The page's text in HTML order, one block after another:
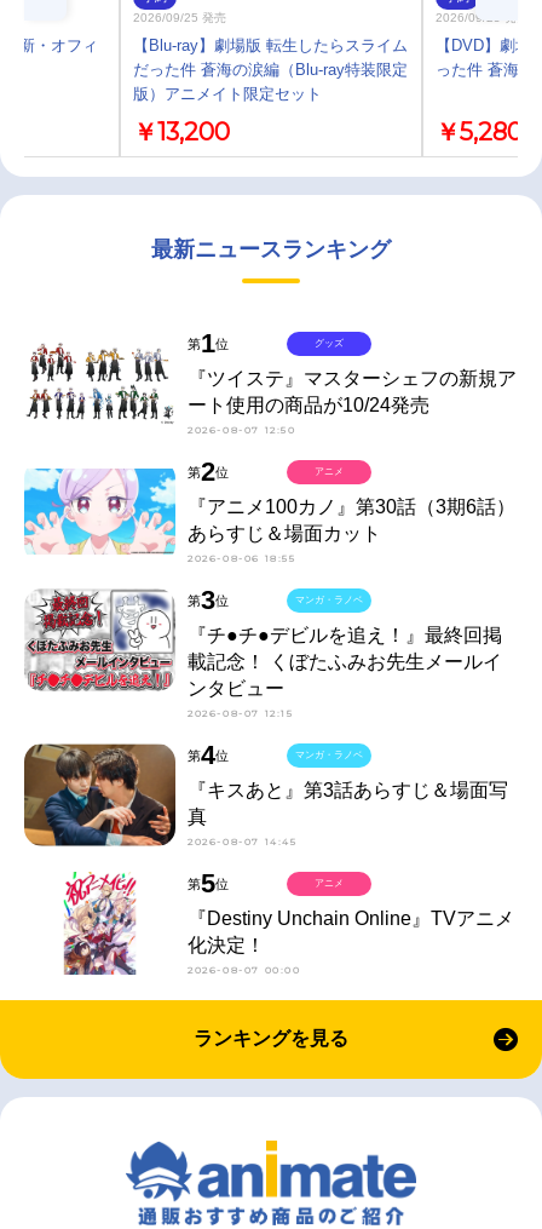
新・オフィ
2026/09/25 発売
【Blu-ray】劇場版 転生したらスライム
だった件 蒼海の涙編（Blu-ray特装限定
版）アニメイト限定セット
￥13,200
2026/09/25 発売
【DVD】劇
った件 蒼海の
￥5,280
最新ニュースランキング
第1位
『ツイステ』マスターシェフの新規ア
ート使用の商品が10/24発売
2026-08-07 12:50
グッズ
第2位
『アニメ100カノ』第30話（3期6話）
あらすじ＆場面カット
2026-08-06 18:55
アニメ
第3位
『チ●チ●デビルを追え！』最終回掲
載記念！ くぼたふみお先生メールイ
ンタビュー
2026-08-07 12:15
マンガ・ラノベ
第4位
『キスあと』第3話あらすじ＆場面写
真
2026-08-07 14:45
マンガ・ラノベ
第5位
『Destiny Unchain Online』TVアニメ
化決定！
2026-08-07 00:00
アニメ
ランキングを見る